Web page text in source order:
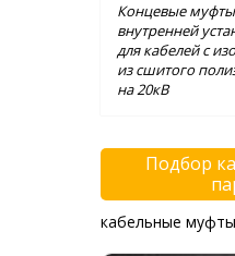
Концевые муфты
внутренней
для кабелей с
из сшитого
на 20кВ
Подбор
кабельные